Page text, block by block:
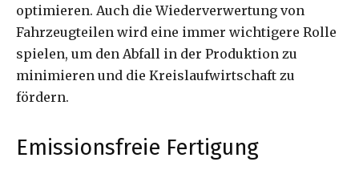
optimieren. Auch die Wiederverwertung von
Fahrzeugteilen wird eine immer wichtigere Rolle
spielen, um den Abfall in der Produktion zu
minimieren und die Kreislaufwirtschaft zu
fördern.
Emissionsfreie Fertigung